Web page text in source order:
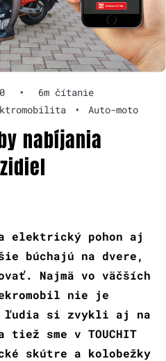
•
6m čítanie
• Auto-moto
nabíjania
elektrický pohon aj
búchajú na dvere,
Najmä vo väčších
nie je
ľudia si zvykli aj na
sme v TOUCHIT
skútre a kolobežky